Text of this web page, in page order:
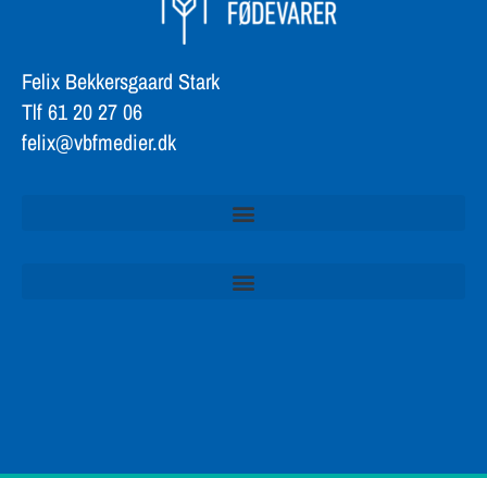
Felix Bekkersgaard Stark
Tlf 61 20 27 06
felix@vbfmedier.dk